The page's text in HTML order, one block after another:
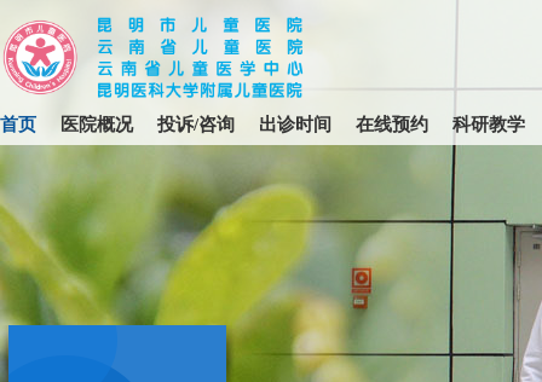
首页 医院概况 投诉/咨询 出诊时间 在线预约 科研教学